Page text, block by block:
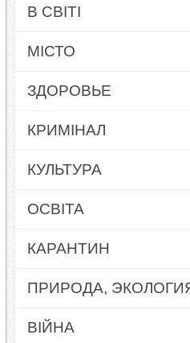
В СВІТІ
МІСТО
ЗДОРОВЬЕ
КРИМІНАЛ
КУЛЬТУРА
ОСВІТА
КАРАНТИН
ПРИРОДА,
ВІЙНА